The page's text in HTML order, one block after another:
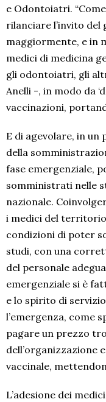
e Odontoiatri.
rilanciare l’invito del
maggiormente, e in
medici di medicina
gli odontoiatri, gli
Anelli -, in modo da
vaccinazioni,
E di agevolare, in
della
fase emergenziale,
somministrati nelle
nazionale.
i medici del
condizioni di poter
studi, con una
del personale
emergenziale si è
e lo spirito di
l’emergenza, come
pagare un prezzo
dell’organizzazione
vaccinale,
L’adesione dei